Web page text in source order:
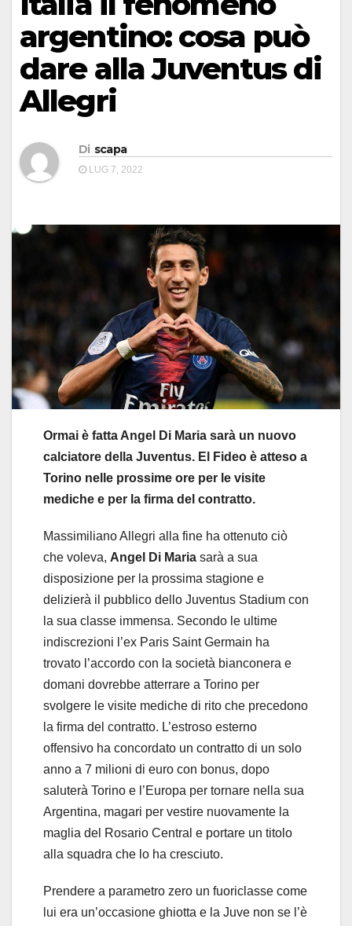
argentino: cosa può
dare alla Juventus di
Allegri
Di scapa
LUG 7, 2022
Ormai è fatta Angel Di Maria sarà un nuovo
calciatore della Juventus. El Fideo è atteso a
Torino nelle prossime ore per le visite
mediche e per la firma del contratto.
Massimiliano Allegri alla fine ha ottenuto ciò
che voleva, Angel Di Maria sarà a sua
disposizione per la prossima stagione e
delizierà il pubblico dello Juventus Stadium con
la sua classe immensa. Secondo le ultime
indiscrezioni l’ex Paris Saint Germain ha
trovato l’accordo con la società bianconera e
domani dovrebbe atterrare a Torino per
svolgere le visite mediche di rito che precedono
la firma del contratto. L’estroso esterno
offensivo ha concordato un contratto di un solo
anno a 7 milioni di euro con bonus, dopo
saluterà Torino e l’Europa per tornare nella sua
Argentina, magari per vestire nuovamente la
maglia del Rosario Central e portare un titolo
alla squadra che lo ha cresciuto.
Prendere a parametro zero un fuoriclasse come
lui era un’occasione ghiotta e la Juve non se l’è